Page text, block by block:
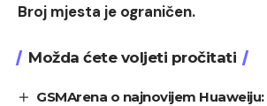
Broj mjesta je ograničen.
Možda ćete voljeti pročitati
GSMArena o najnovijem